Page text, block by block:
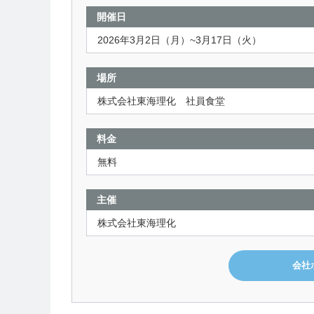
開催日
2026年3月2日（月）~3月17日（火）
場所
株式会社東海理化 社員食堂
料金
無料
主催
株式会社東海理化
会社